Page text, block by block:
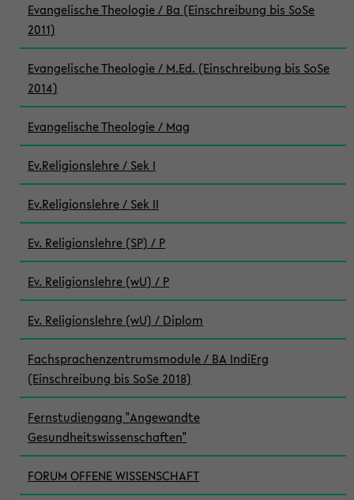
Evangelische Theologie / Ba (Einschreibung bis SoSe
2011)
Evangelische Theologie / M.Ed. (Einschreibung bis SoSe
2014)
Evangelische Theologie / Mag
Ev.Religionslehre / Sek I
Ev.Religionslehre / Sek II
Ev. Religionslehre (SP) / P
Ev. Religionslehre (wU) / P
Ev. Religionslehre (wU) / Diplom
Fachsprachenzentrumsmodule / BA IndiErg
(Einschreibung bis SoSe 2018)
Fernstudiengang "Angewandte
Gesundheitswissenschaften"
FORUM OFFENE WISSENSCHAFT